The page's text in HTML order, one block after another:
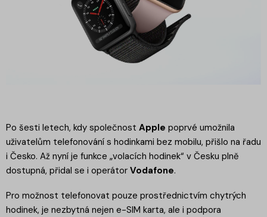
Po šesti letech, kdy společnost Apple poprvé umožnila
uživatelům telefonování s hodinkami bez mobilu, přišlo na řadu
i Česko. Až nyní je funkce „volacích hodinek“ v Česku plně
dostupná, přidal se i operátor Vodafone.
Pro možnost telefonovat pouze prostřednictvím chytrých
hodinek, je nezbytná nejen e-SIM karta, ale i podpora